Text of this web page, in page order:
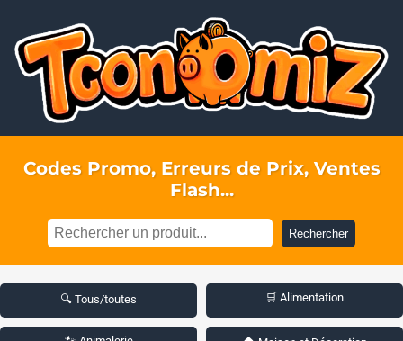
Codes Promo, Erreurs de Prix, Ventes
Flash...
Rechercher
🔍 Tous/toutes 🛒 Alimentation